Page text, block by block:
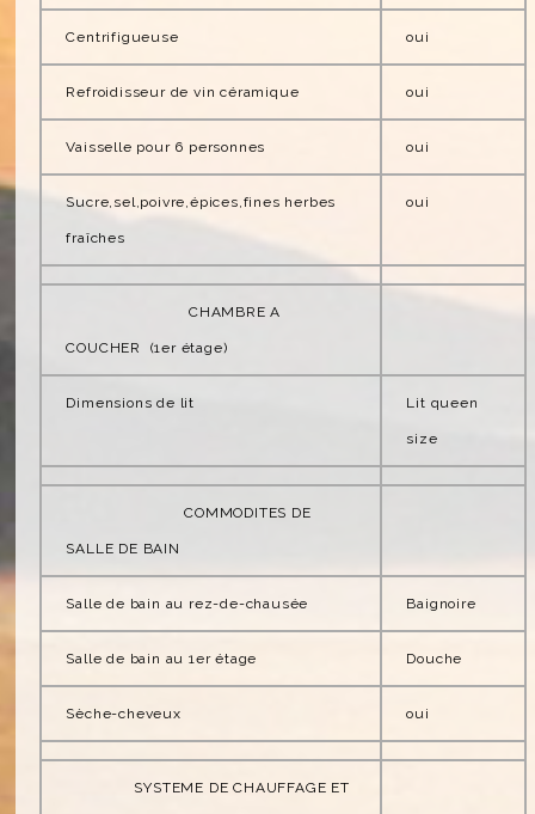
Centrifigueuse oui
Refroidisseur de vin céramique oui
Vaisselle pour 6 personnes oui
Sucre,sel,poivre,épices,fines herbes
fraîches
oui
CHAMBRE A
COUCHER (1er étage)
Dimensions de lit Lit queen
size
COMMODITES DE
SALLE DE BAIN
Salle de bain au rez-de-chausée Baignoire
Salle de bain au 1er étage Douche
Sèche-cheveux oui
SYSTEME DE CHAUFFAGE ET